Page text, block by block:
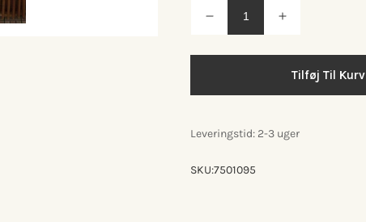
Reducer
antallet
havebord
Øg
Nordic
havebord
Tilføj Til Kurv
Leveringstid: 2-3 uger
SKU:7501095